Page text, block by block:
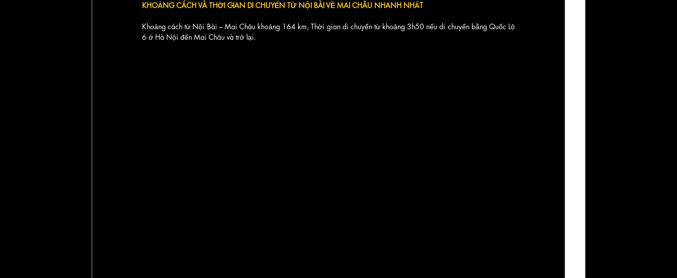
KHOẢNG CÁCH VÀ THỜI GIAN DI CHUYỂN TỪ NỘI BÀI VỀ MAI CHÂU NHANH NHẤT
Khoảng cách từ Nội Bài – Mai Châu khoảng 164 km, Thời gian di chuyển từ khoảng 3h50 nếu di chuyển bằng Quốc Lộ
6 ở Hà Nội đến Mai Châu và trở lại.